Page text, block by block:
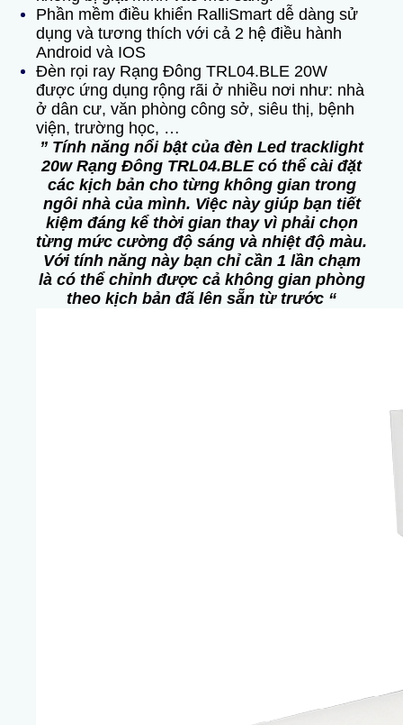
Phần mềm điều khiển RalliSmart dễ dàng sử
dụng và tương thích với cả 2 hệ điều hành
Android và IOS
Đèn rọi ray Rạng Đông TRL04.BLE 20W
được ứng dụng rộng rãi ở nhiều nơi như: nhà
ở dân cư, văn phòng công sở, siêu thị, bệnh
viện, trường học, …
” Tính năng nổi bật của đèn Led tracklight
20w Rạng Đông TRL04.BLE có thể cài đặt
các kịch bản cho từng không gian trong
ngôi nhà của mình. Việc này giúp bạn tiết
kiệm đáng kể thời gian thay vì phải chọn
từng mức cường độ sáng và nhiệt độ màu.
Với tính năng này bạn chỉ cần 1 lần chạm
là có thể chỉnh được cả không gian phòng
theo kịch bản đã lên sẵn từ trước “